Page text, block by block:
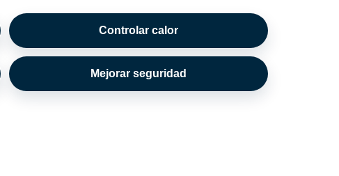
Controlar calor
Mejorar seguridad